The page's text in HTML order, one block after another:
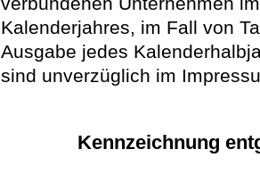
Kalenderjahres, im Fall von
Ausgabe jedes
sind unverzüglich im
Kennzeichnung